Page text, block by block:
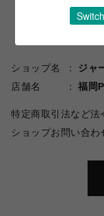
ショップ名
ジャ
店舗名
福岡
特定商取引法など法
ショップお問い合わ